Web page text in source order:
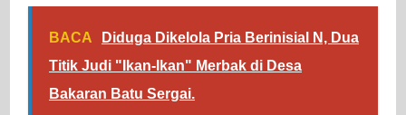
BACA
Diduga Dikelola Pria Berinisial N, Dua
Titik Judi "Ikan-Ikan" Merbak di Desa
Bakaran Batu Sergai.